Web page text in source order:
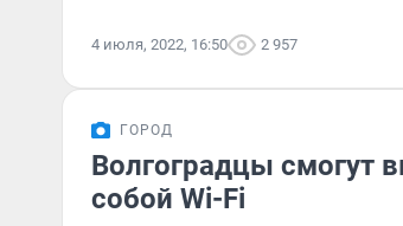
4 июля, 2022, 16:50 2 957
ГОРОД
Волгоградцы смогут
собой Wi-Fi